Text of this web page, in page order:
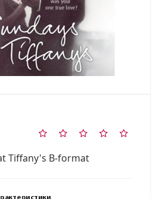
Tiffany's B-format